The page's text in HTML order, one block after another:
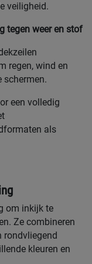
veiligheid.
tegen weer en stof
regen, wind en
schermen.
een volledig
als
om inkijk te
Ze combineren
rondvliegend
kleuren en